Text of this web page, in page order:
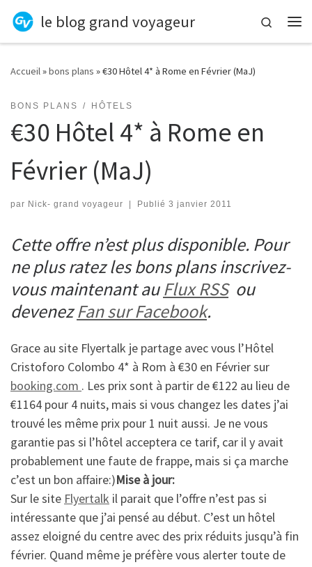
Skip to content
le blog grand voyageur
Search
Accueil»bons plans »€30 Hôtel 4* à Rome en Février (MaJ)
BONS PLANS HÔTELS
€30 Hôtel 4* à Rome en
Février (MaJ)
par Nick- grand voyageur | Publié 3 janvier 2011
Cette offre n’est plus disponible. Pour
ne plus ratez les bons plans inscrivez-
vous maintenant auFlux RSSou
devenezFan sur Facebook.
Grace au site Flyertalk je partage avec vous l’Hôtel
Cristoforo Colombo 4* à Rom à €30 en Février sur
booking.com . Les prix sont à partir de €122 au lieu de
€1164 pour 4 nuits, mais si vous changez les dates j’ai
trouvé les même prix pour 1 nuit aussi. Je ne vous
garantie pas si l’hôtel acceptera ce tarif, car il y avait
probablement une faute de frappe, mais si ça marche
c’est un bon affaire:)Mise à jour:
Sur le site Flyertalk il parait que l’offre n’est pas si
intéressante que j’ai pensé au début. C’est un hôtel
assez eloigné du centre avec des prix réduits jusqu’à fin
février. Quand même je préfère vous alerter toute de